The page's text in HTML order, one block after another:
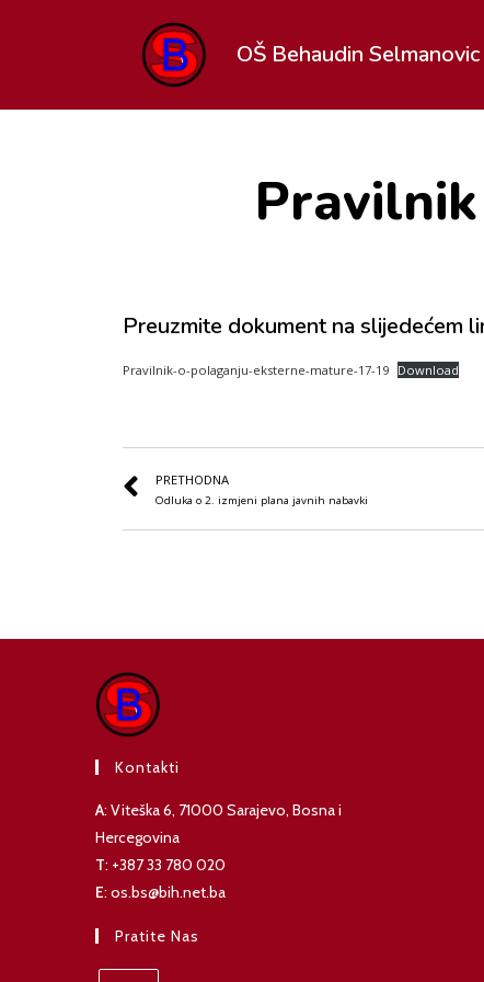
OŠ Behaudin Selmanovic
Preuzmite dokument na slijedećem
Pravilnik-o-polaganju-eksterne-mature-17-19 Download
PRETHODNA
Odluka o 2. izmjeni plana javnih nabavki
Kontakti
A: Viteška 6, 71000 Sarajevo, Bosna i
Hercegovina
T: +387 33 780 020
E: os.bs@bih.net.ba
Pratite Nas